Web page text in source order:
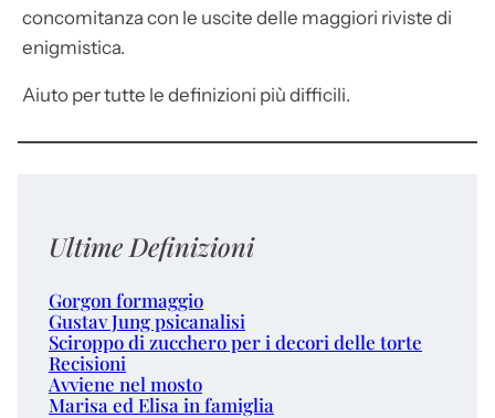
concomitanza con le uscite delle maggiori riviste di
enigmistica.
Aiuto per tutte le definizioni più difficili.
Ultime Definizioni
Gorgon formaggio
Gustav Jung psicanalisi
Sciroppo di zucchero per i decori delle torte
Recisioni
Avviene nel mosto
Marisa ed Elisa in famiglia